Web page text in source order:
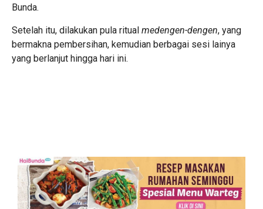
Bunda.
Setelah itu, dilakukan pula ritual medengen-dengen, yang
bermakna pembersihan, kemudian berbagai sesi lainya
yang berlanjut hingga hari ini.